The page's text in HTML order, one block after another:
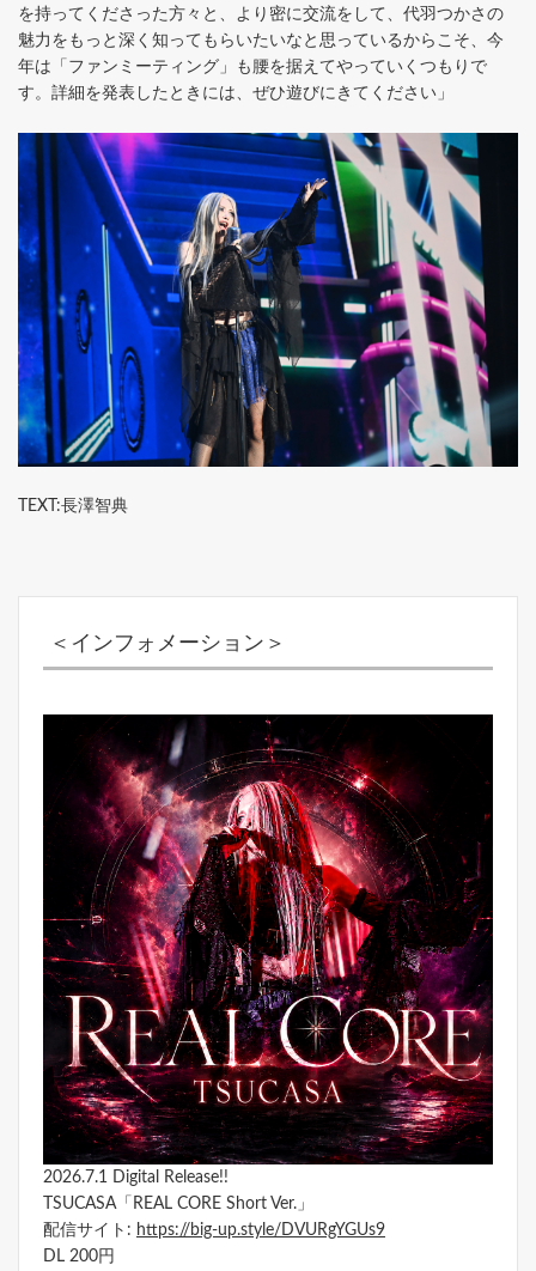
を持ってくださった方々と、より密に交流をして、代羽つかさの
魅力をもっと深く知ってもらいたいなと思っているからこそ、今
年は「ファンミーティング」も腰を据えてやっていくつもりで
す。詳細を発表したときには、ぜひ遊びにきてください」
TEXT:長澤智典
＜インフォメーション＞
2026.7.1 Digital Release!!
TSUCASA「REAL CORE Short Ver.」
配信サイト: https://big-up.style/DVURgYGUs9
DL 200円